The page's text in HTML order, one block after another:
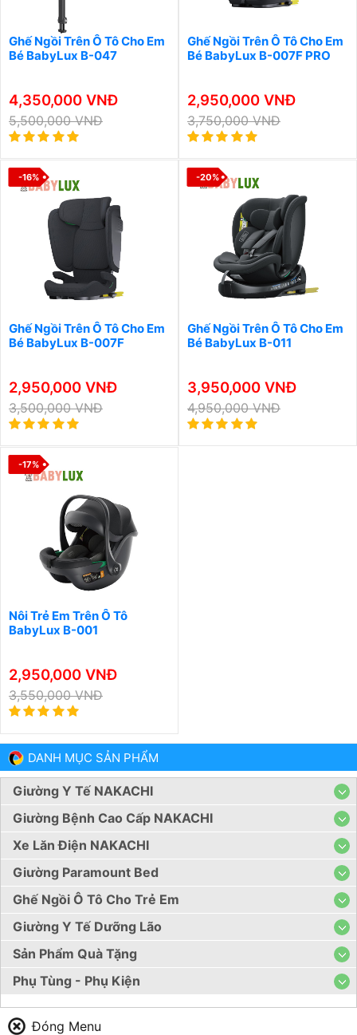
Ghế Ngồi Trên Ô Tô Cho Em
Bé BabyLux B-047
4,350,000 VNĐ
5,500,000 VNĐ
Ghế Ngồi Trên Ô Tô Cho Em
Bé BabyLux B-007F PRO
2,950,000 VNĐ
3,750,000 VNĐ
-16%
Ghế Ngồi Trên Ô Tô Cho Em
Bé BabyLux B-007F
2,950,000 VNĐ
3,500,000 VNĐ
-20%
Ghế Ngồi Trên Ô Tô Cho Em
Bé BabyLux B-011
3,950,000 VNĐ
4,950,000 VNĐ
-17%
Nôi Trẻ Em Trên Ô Tô
BabyLux B-001
2,950,000 VNĐ
3,550,000 VNĐ
DANH MỤC SẢN PHẨM
Giường Y Tế NAKACHI
Giường Bệnh Cao Cấp NAKACHI
Xe Lăn Điện NAKACHI
Giường Paramount Bed
Ghế Ngồi Ô Tô Cho Trẻ Em
Giường Y Tế Dưỡng Lão
Sản Phẩm Quà Tặng
Phụ Tùng - Phụ Kiện
Đóng Menu